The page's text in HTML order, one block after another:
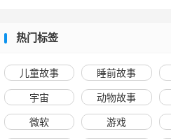
热门标签
儿童故事 睡前故事
宇宙 动物故事
微软 游戏